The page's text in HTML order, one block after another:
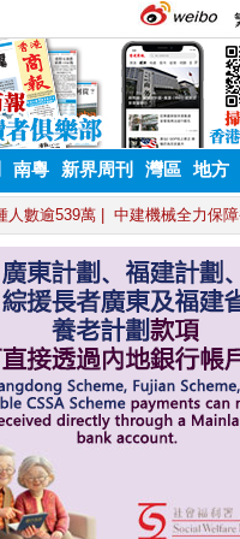
南粵 新界周刊 灣區 地方